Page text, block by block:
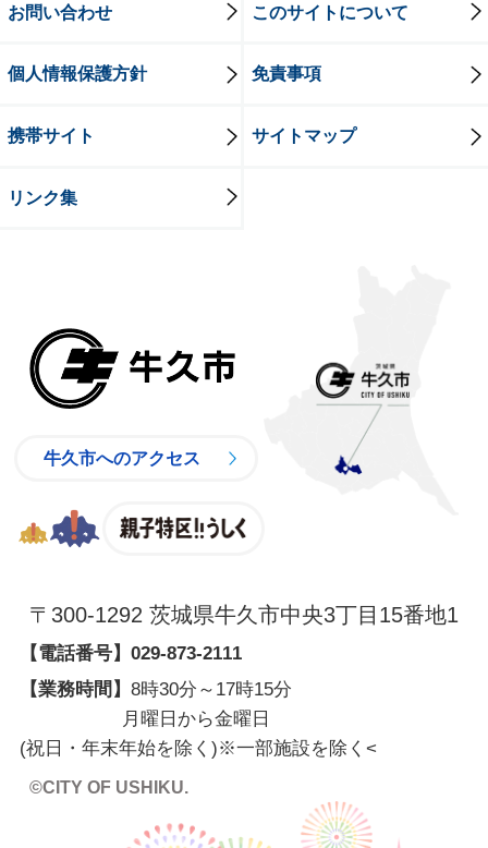
お問い合わせ このサイトについて
個人情報保護方針 免責事項
携帯サイト サイトマップ
リンク集
牛久市へのアクセス
〒300-1292 茨城県牛久市中央3丁目15番地1
【電話番号】 029-873-2111
【業務時間】 8時30分～17時15分
月曜日から金曜日
(祝日・年末年始を除く)※一部施設を除く <
©CITY OF USHIKU.